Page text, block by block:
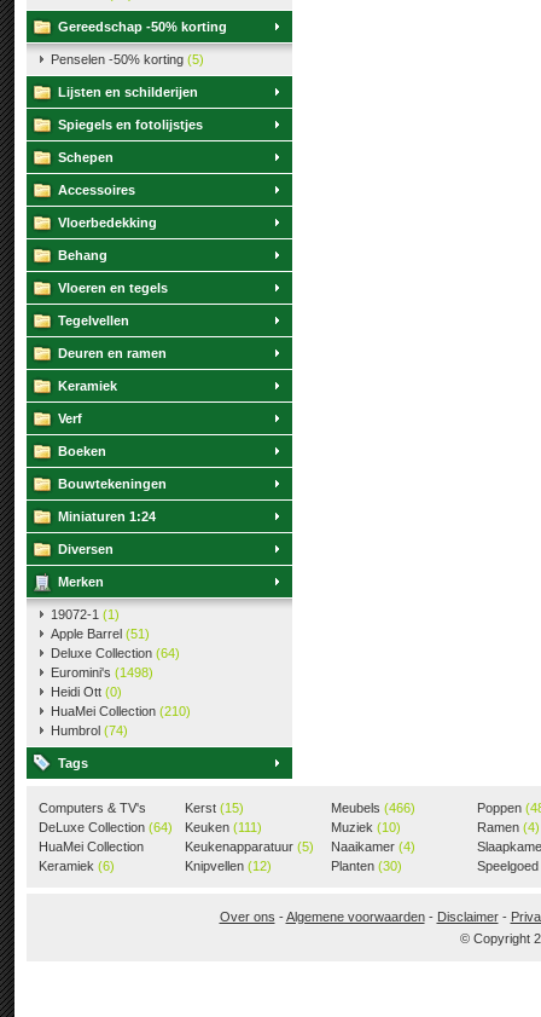
Gereedschap -50% korting
Penselen -50% korting (5)
Lijsten en schilderijen
Spiegels en fotolijstjes
Schepen
Accessoires
Vloerbedekking
Behang
Vloeren en tegels
Tegelvellen
Deuren en ramen
Keramiek
Verf
Boeken
Bouwtekeningen
Miniaturen 1:24
Diversen
Merken
19072-1 (1)
Apple Barrel (51)
Deluxe Collection (64)
Euromini's (1498)
Heidi Ott (0)
HuaMei Collection (210)
Humbrol (74)
Tags
Computers & TV's
(18)
DeLuxe Collection (64)
HuaMei Collection
(205)
Keramiek (6)
Kerst (15)
Keuken (111)
Keukenapparatuur (5)
Knipvellen (12)
Meubels (466)
Muziek (10)
Naaikamer (4)
Planten (30)
Poppen
Ramen (4)
Speelgoed
Over ons -Algemene voorwaarden- Disclaimer-
© Copyright